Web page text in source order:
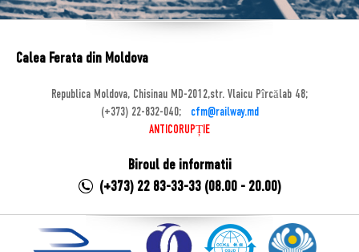
Calea Ferata din Moldova
Republica Moldova, Chisinau MD-2012,str. Vlaicu Pîrcălab 48;
(+373) 22-832-040;
cfm@railway.md
ANTICORUPȚIE
Biroul de informatii
(+373) 22 83-33-33 (08.00 - 20.00)